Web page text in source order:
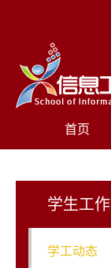
首页
学生工作
学工动态